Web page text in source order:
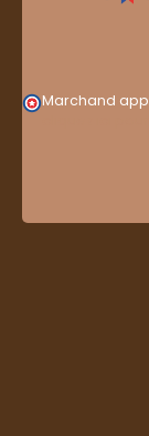
Marchand